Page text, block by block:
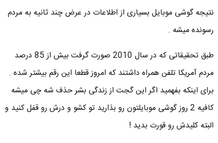
نتیجه گوشی موبایل بسیاری از اطلاعات در عرض چند ثانیه به مردم
رسونده میشه .
طبق تحقیقاتی که در سال 2010 صورت گرفت بیش از 85 درصد
مردم آمریکا تلفن همراه داشتند که امروز قطعا این رقم بیشتر شده .
برای اینکه بفهمید اگر این گجت از زندگی بشر حذف شه چی میشه
کافیه 2 روز گوشی موبایلتون رو بذارید تو کشو و درش رو قفل کنید و
البته کلیدش رو قورت بدید !